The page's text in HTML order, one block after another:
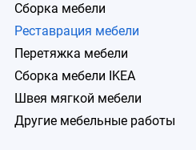
Сборка мебели
Реставрация мебели
Перетяжка мебели
Сборка мебели IKEA
Швея мягкой мебели
Другие мебельные работы